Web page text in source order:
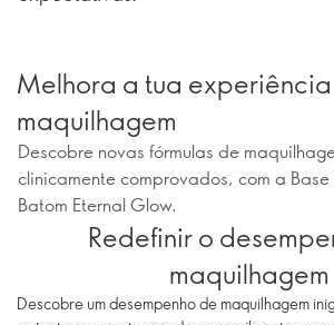
Melhora a tua
maquilhagem
Descobre novas fórmulas de
clinicamente comprovados, com a
Batom Eternal Glow.
Redefinir o
maquilhagem
Descobre um desempenho de maquilhagem